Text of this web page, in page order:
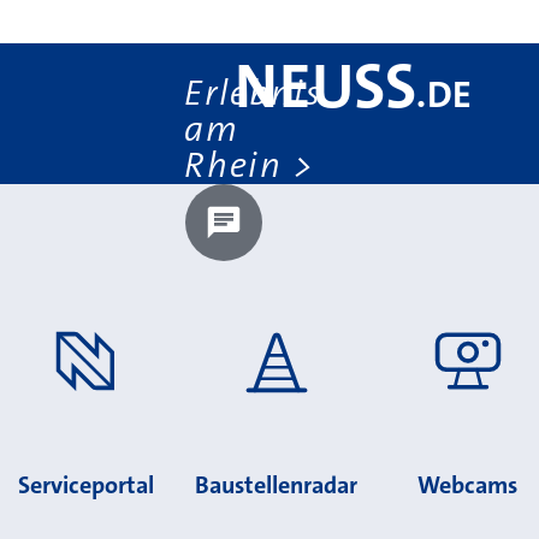
Erlebnis
am
Rhein
NEUSS.DE
Chatbot laden?
Serviceportal Baustellenradar Webcams